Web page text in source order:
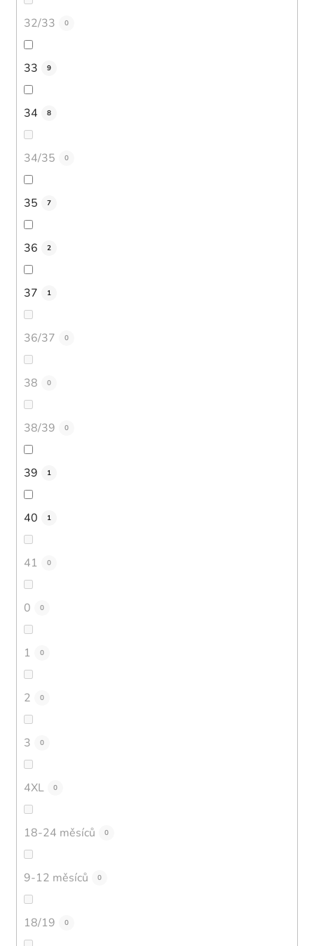
32/33 0
33 9
34 8
34/35 0
35 7
36 2
37 1
36/37 0
38 0
38/39 0
39 1
40 1
41 0
0 0
1 0
2 0
3 0
4XL 0
18-24 měsíců 0
9-12 měsíců 0
18/19 0